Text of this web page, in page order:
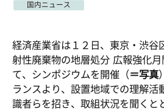
国内ニュース
経済産業省は１２日、東京・渋谷
射性廃棄物の地層処分 広報強化
て、シンポジウムを開催（＝写真
ランスより、設置地域での理解活
識者らを招き、取組状況を聞くと